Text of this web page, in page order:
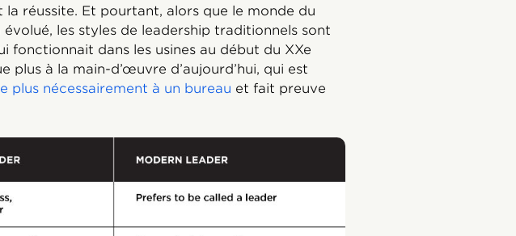
la réussite. Et pourtant, alors que le monde du
les styles de leadership traditionnels sont
fonctionnait dans les usines au début du XXe
plus à la main-d’œuvre d’aujourd’hui, qui est
plus nécessairement à un bureau et fait preuve